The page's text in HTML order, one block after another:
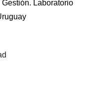
Laboratorio